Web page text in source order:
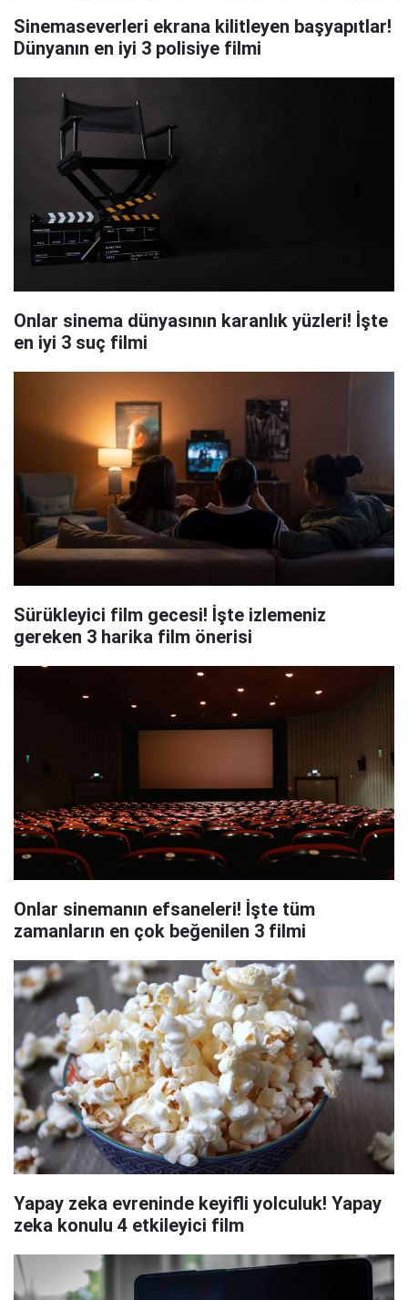
Sinemaseverleri ekrana kilitleyen başyapıtlar!
Dünyanın en iyi 3 polisiye filmi
Onlar sinema dünyasının karanlık yüzleri! İşte
en iyi 3 suç filmi
Sürükleyici film gecesi! İşte izlemeniz
gereken 3 harika film önerisi
Onlar sinemanın efsaneleri! İşte tüm
zamanların en çok beğenilen 3 filmi
Yapay zeka evreninde keyifli yolculuk! Yapay
zeka konulu 4 etkileyici film